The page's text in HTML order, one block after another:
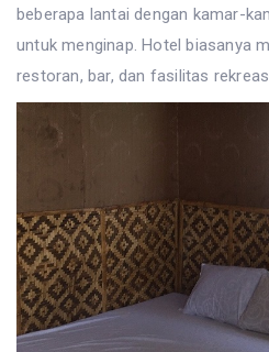
beberapa lantai dengan kamar-
untuk menginap. Hotel biasanya
restoran, bar, dan fasilitas